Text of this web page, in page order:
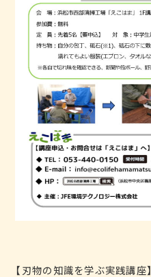
【刃物の知識を学ぶ実践講座】